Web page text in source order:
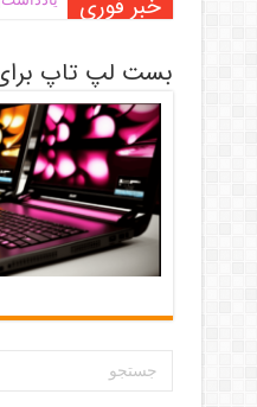
خبر فوری
بست لپ تاپ